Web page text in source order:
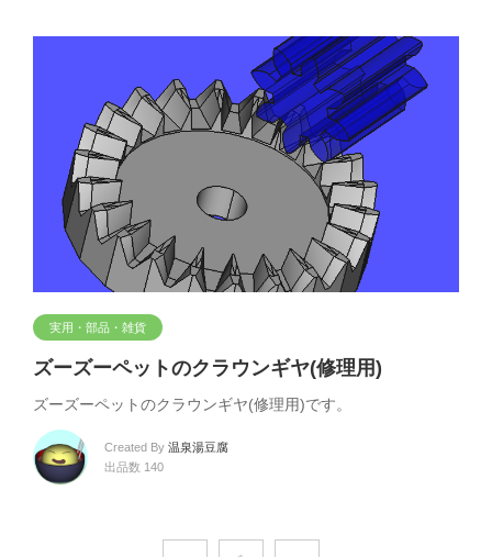
実用・部品・雑貨
ズーズーペットのクラウンギヤ(修理用)
ズーズーペットのクラウンギヤ(修理用)です。
Created By 温泉湯豆腐
出品数 140